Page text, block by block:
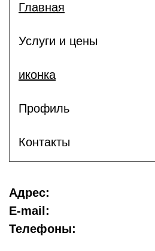
Главная
Услуги и цены
иконка
Профиль
Контакты
Адрес:
E-mail:
Телефоны: